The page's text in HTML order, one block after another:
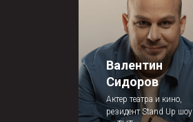
Валентин
Сидоров
Актер театра и кино,
резидент Stand Up шоу